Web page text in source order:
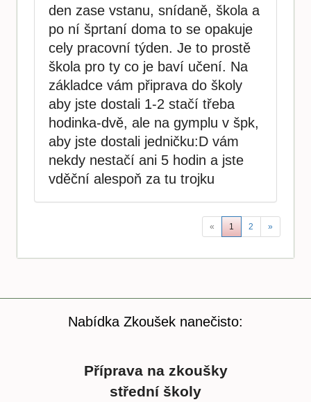
den zase vstanu, snídaně, škola a
po ní šprtaní doma to se opakuje
cely pracovní týden. Je to prostě
škola pro ty co je baví učení. Na
základce vám připrava do školy
aby jste dostali 1-2 stačí třeba
hodinka-dvě, ale na gymplu v špk,
aby jste dostali jedničku:D vám
nekdy nestačí ani 5 hodin a jste
vděční alespoň za tu trojku
« 1 2 »
Nabídka Zkoušek nanečisto:
Příprava na zkoušky
střední školy